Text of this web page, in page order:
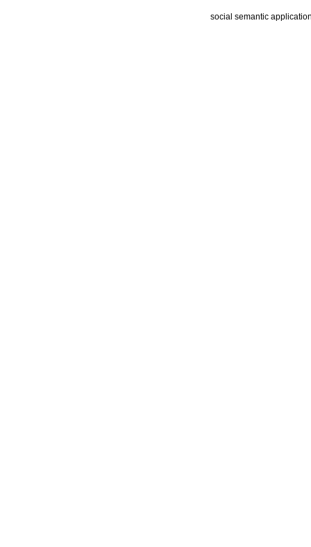
social semantic